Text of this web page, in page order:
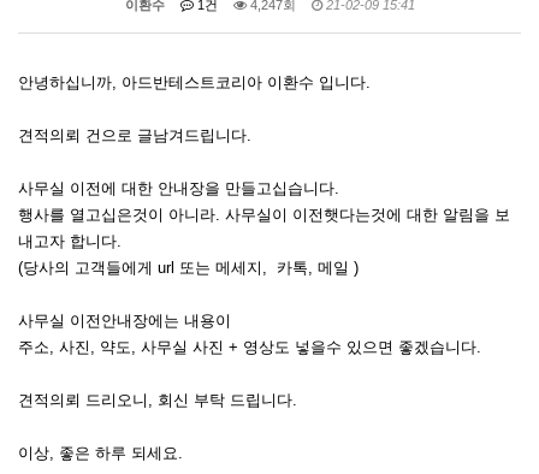
이환수 1건 4,247회 21-02-09 15:41
안녕하십니까, 아드반테스트코리아 이환수 입니다.
견적의뢰 건으로 글남겨드립니다.
사무실 이전에 대한 안내장을 만들고십습니다.
행사를 열고십은것이 아니라. 사무실이 이전햇다는것에 대한 알림을 보
내고자 합니다.
(당사의 고객들에게 url 또는 메세지, 카톡, 메일 )
사무실 이전안내장에는 내용이
주소, 사진, 약도, 사무실 사진 + 영상도 넣을수 있으면 좋겠습니다.
견적의뢰 드리오니, 회신 부탁 드립니다.
이상, 좋은 하루 되세요.